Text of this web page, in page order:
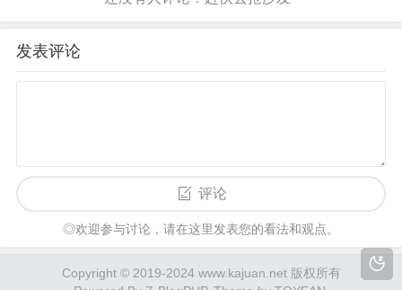
发表评论
评论
◎欢迎参与讨论，请在这里发表您的看法和观点。
Copyright © 2019-2024 www.kajuan.net 版权所有